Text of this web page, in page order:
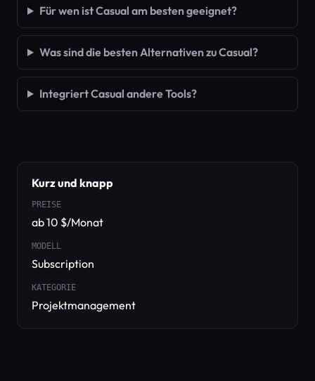
Für wen ist Casual am besten geeignet?
Was sind die besten Alternativen zu Casual?
Integriert Casual andere Tools?
Kurz und knapp
PREISE
ab 10 $/Monat
MODELL
Subscription
KATEGORIE
Projektmanagement